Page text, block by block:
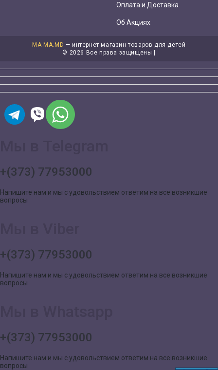
Оплата и Доставка
Об Акциях
MA-MA.MD — интернет-магазин товаров для детей
© 2026 Все права защищены |
+(373) 77953000
Напишите нам и мы с удовольствием ответим на все возникшие
вопросы
+(373) 77953000
Напишите нам и мы с удовольствием ответим на все возникшие
вопросы
+(373) 77953000
Напишите нам и мы с удовольствием ответим на все возникшие
вопросы